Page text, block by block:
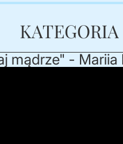
mądrze" - Mariia